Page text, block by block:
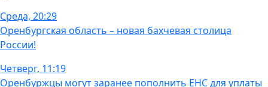
Среда, 20:29
Оренбургская область – новая бахчевая столица
России!
Четверг, 11:19
Оренбуржцы могут заранее пополнить ЕНС для уплаты